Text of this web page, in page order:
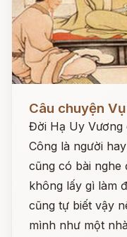
Câu chuyện
Đời Hạ Uy Vương
Công là người
cũng có bài
không lấy gì làm
cũng tự biết vậy
mình như một